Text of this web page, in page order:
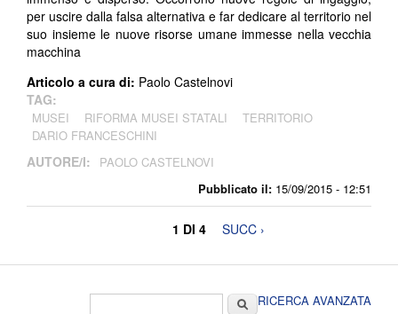
Pubblicato il: 15/09/2015 - 12:51
per uscire dalla falsa alternativa e far dedicare al territorio nel
suo insieme le nuove risorse umane immesse nella vecchia
macchina
Articolo a cura di: Paolo Castelnovi
TAG:
MUSEI RIFORMA MUSEI STATALI
TERRITORIO
DARIO FRANCESCHINI
AUTORE/I: PAOLO CASTELNOVI
1 DI 4 SUCC ›
CercaRICERCA AVANZATA